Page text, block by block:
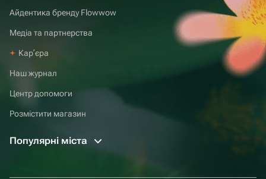
Айдентика бренду Flowwow
Медіа та партнерства
Карʼєра
Наш журнал
Центр допомоги
Розмістити магазин
Популярні міста